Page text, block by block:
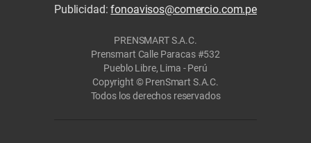
Publicidad:fonoavisos@comercio.com.pe
PRENSMART S.A.C.
Prensmart Calle Paracas #532
Pueblo Libre, Lima - Perú
Copyright © PrenSmart S.A.C.
Todos los derechos reservados